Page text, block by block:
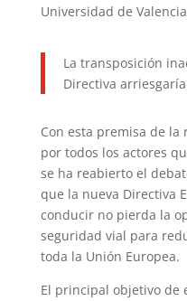
Universidad de
La transposición
Directiva
Con esta premisa de
por todos los actores
se ha reabierto el
que la nueva Directiva
conducir no pierda la
seguridad vial para
toda la Unión Europea.
El principal objetivo de